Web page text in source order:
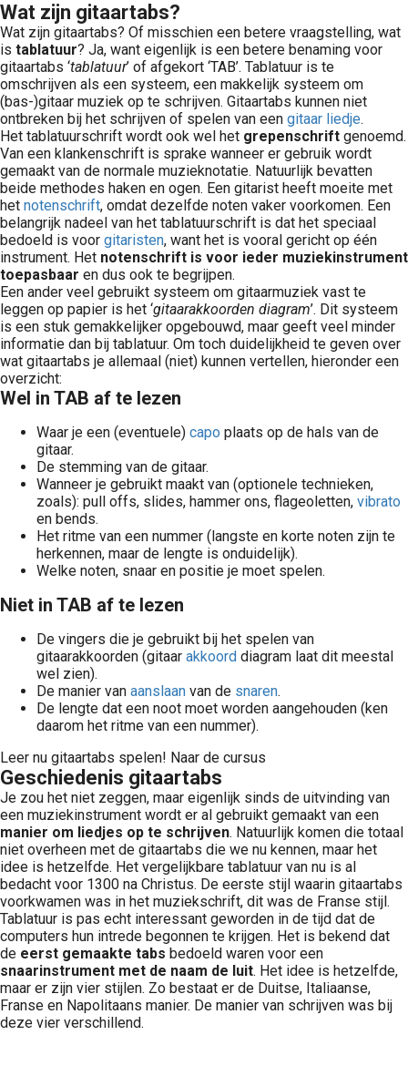
Wat zijn gitaartabs?
Wat zijn gitaartabs? Of misschien een betere vraagstelling, wat
is tablatuur? Ja, want eigenlijk is een betere benaming voor
gitaartabs ‘tablatuur’ of afgekort ‘TAB’. Tablatuur is te
omschrijven als een systeem, een makkelijk systeem om
(bas-)gitaar muziek op te schrijven. Gitaartabs kunnen niet
ontbreken bij het schrijven of spelen van een gitaar liedje.
Het tablatuurschrift wordt ook wel het grepenschrift genoemd.
Van een klankenschrift is sprake wanneer er gebruik wordt
gemaakt van de normale muzieknotatie. Natuurlijk bevatten
beide methodes haken en ogen. Een gitarist heeft moeite met
het notenschrift, omdat dezelfde noten vaker voorkomen. Een
belangrijk nadeel van het tablatuurschrift is dat het speciaal
bedoeld is voor gitaristen, want het is vooral gericht op één
instrument. Het notenschrift is voor ieder muziekinstrument
toepasbaar en dus ook te begrijpen.
Een ander veel gebruikt systeem om gitaarmuziek vast te
leggen op papier is het ‘gitaarakkoorden diagram’. Dit systeem
is een stuk gemakkelijker opgebouwd, maar geeft veel minder
informatie dan bij tablatuur. Om toch duidelijkheid te geven over
wat gitaartabs je allemaal (niet) kunnen vertellen, hieronder een
overzicht:
Wel in TAB af te lezen
Waar je een (eventuele) capo plaats op de hals van de
gitaar.
De stemming van de gitaar.
Wanneer je gebruikt maakt van (optionele technieken,
zoals): pull offs, slides, hammer ons, flageoletten, vibrato
en bends.
Het ritme van een nummer (langste en korte noten zijn te
herkennen, maar de lengte is onduidelijk).
Welke noten, snaar en positie je moet spelen.
Niet in TAB af te lezen
De vingers die je gebruikt bij het spelen van
gitaarakkoorden (gitaar akkoord diagram laat dit meestal
wel zien).
De manier van aanslaan van de snaren.
De lengte dat een noot moet worden aangehouden (ken
daarom het ritme van een nummer).
Leer nu gitaartabs spelen! Naar de cursus
Geschiedenis gitaartabs
Je zou het niet zeggen, maar eigenlijk sinds de uitvinding van
een muziekinstrument wordt er al gebruikt gemaakt van een
manier om liedjes op te schrijven. Natuurlijk komen die totaal
niet overheen met de gitaartabs die we nu kennen, maar het
idee is hetzelfde. Het vergelijkbare tablatuur van nu is al
bedacht voor 1300 na Christus. De eerste stijl waarin gitaartabs
voorkwamen was in het muziekschrift, dit was de Franse stijl.
Tablatuur is pas echt interessant geworden in de tijd dat de
computers hun intrede begonnen te krijgen. Het is bekend dat
de eerst gemaakte tabs bedoeld waren voor een
snaarinstrument met de naam de luit. Het idee is hetzelfde,
maar er zijn vier stijlen. Zo bestaat er de Duitse, Italiaanse,
Franse en Napolitaans manier. De manier van schrijven was bij
deze vier verschillend.